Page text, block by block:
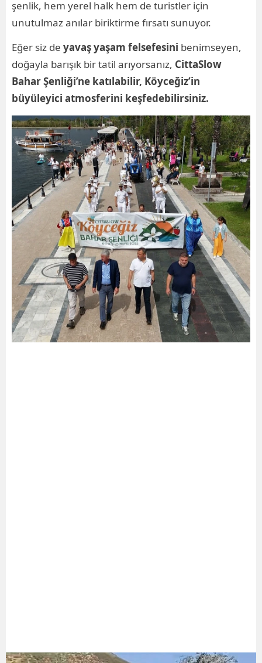
şenlik, hem yerel halk hem de turistler için
unutulmaz anılar biriktirme fırsatı sunuyor.
Eğer siz de yavaş yaşam felsefesini benimseyen,
doğayla barışık bir tatil arıyorsanız, CittaSlow
Bahar Şenliği’ne katılabilir, Köyceğiz’in
büyüleyici atmosferini keşfedebilirsiniz.